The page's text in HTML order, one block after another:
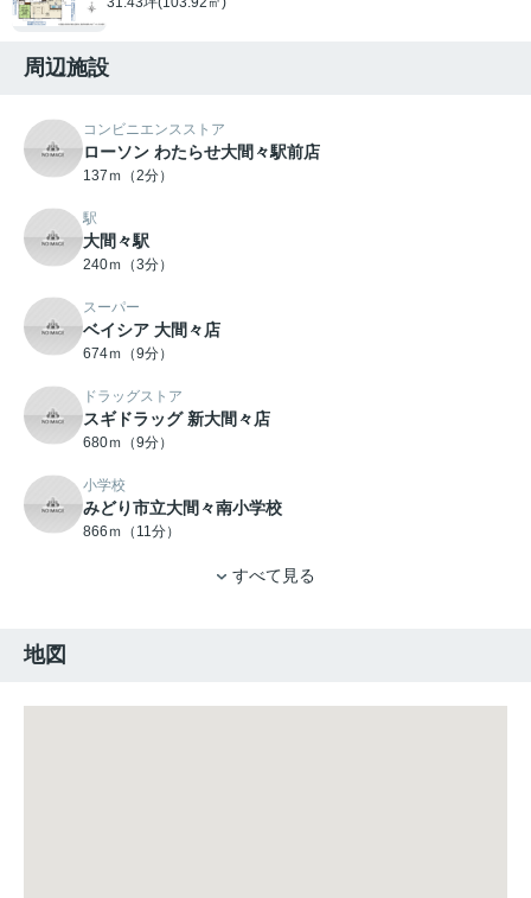
周辺施設
コンビニエンスストア
ローソン わたらせ大間々駅前店
137ｍ（2分）
駅
大間々駅
240ｍ（3分）
スーパー
ベイシア 大間々店
674ｍ（9分）
ドラッグストア
スギドラッグ 新大間々店
680ｍ（9分）
小学校
みどり市立大間々南小学校
866ｍ（11分）
すべて見る
地図